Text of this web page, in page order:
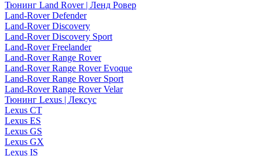
Тюнинг Land Rover | Ленд Ровер
Land-Rover Defender
Land-Rover Discovery
Land-Rover Discovery Sport
Land-Rover Freelander
Land-Rover Range Rover
Land-Rover Range Rover Evoque
Land-Rover Range Rover Sport
Land-Rover Range Rover Velar
Тюнинг Lexus | Лексус
Lexus CT
Lexus ES
Lexus GS
Lexus GX
Lexus IS